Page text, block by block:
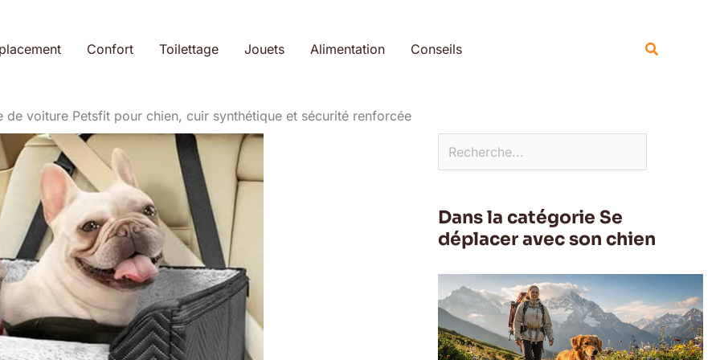
Confort Toilettage Jouets Alimentation Conseils
de voiture Petsfit pour chien, cuir synthétique et sécurité renforcée
Dans la catégorie Se
déplacer avec son chien